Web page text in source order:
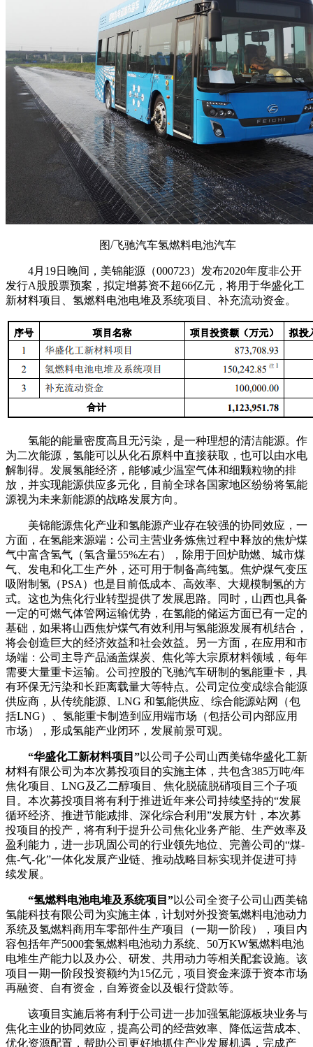
图/飞驰汽车氢燃料电池汽车
4月19日晚间，美锦能源（000723）发布2020年度非公开
发行A股股票预案，拟定增募资不超66亿元，将用于华盛化工
新材料项目、氢燃料电池电堆及系统项目、补充流动资金。
氢能的能量密度高且无污染，是一种理想的清洁能源。作
为二次能源，氢能可以从化石原料中直接获取，也可以由水电
解制得。发展氢能经济，能够减少温室气体和细颗粒物的排
放，并实现能源供应多元化，目前全球各国家地区纷纷将氢能
源视为未来新能源的战略发展方向。
美锦能源焦化产业和氢能源产业存在较强的协同效应，一
方面，在氢能来源端：公司主营业务炼焦过程中释放的焦炉煤
气中富含氢气（氢含量55%左右），除用于回炉助燃、城市煤
气、发电和化工生产外，还可用于制备高纯氢。焦炉煤气变压
吸附制氢（PSA）也是目前低成本、高效率、大规模制氢的方
式。这也为焦化行业转型提供了发展思路。同时，山西也具备
一定的可燃气体管网运输优势，在氢能的储运方面已有一定的
基础，如果将山西焦炉煤气有效利用与氢能源发展有机结合，
将会创造巨大的经济效益和社会效益。另一方面，在应用和市
场端：公司主导产品涵盖煤炭、焦化等大宗原材料领域，每年
需要大量重卡运输。公司控股的飞驰汽车研制的氢能重卡，具
有环保无污染和长距离载量大等特点。公司定位变成综合能源
供应商，从传统能源、LNG 和氢能供应、综合能源站网（包
括LNG）、氢能重卡制造到应用端市场（包括公司内部应用
市场），形成氢能产业闭环，发展前景可观。
“华盛化工新材料项目”以公司子公司山西美锦华盛化工新
材料有限公司为本次募投项目的实施主体，共包含385万吨/年
焦化项目、LNG及乙二醇项目、焦化脱硫脱硝项目三个子项
目。本次募投项目将有利于推进近年来公司持续坚持的“发展
循环经济、推进节能减排、深化综合利用”发展方针，本次募
投项目的投产，将有利于提升公司焦化业务产能、生产效率及
盈利能力，进一步巩固公司的行业领先地位、完善公司的“煤-
焦-气-化”一体化发展产业链、推动战略目标实现并促进可持
续发展。
“氢燃料电池电堆及系统项目”以公司全资子公司山西美锦
氢能科技有限公司为实施主体，计划对外投资氢燃料电池动力
系统及氢燃料商用车零部件生产项目（一期一阶段），项目内
容包括年产5000套氢燃料电池动力系统、50万KW氢燃料电池
电堆生产能力以及办公、研发、共用动力等相关配套设施。该
项目一期一阶段投资额约为15亿元，项目资金来源于资本市场
再融资、自有资金，自筹资金以及银行贷款等。
该项目实施后将有利于公司进一步加强氢能源板块业务与
焦化主业的协同效应，提高公司的经营效率、降低运营成本、
优化资源配置，帮助公司更好地抓住产业发展机遇，完成产